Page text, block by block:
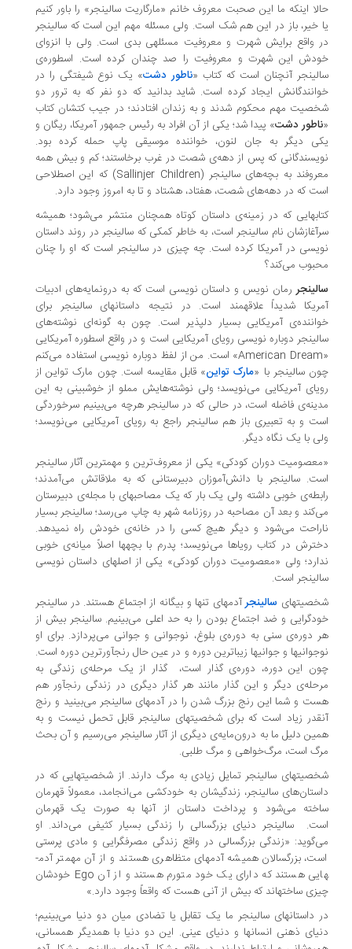
این­که ما این صحبت معروف خانم «مارگاریت سالینجر» را باور کنیم
خیر، باز در این هم شک است. ولی مسئله مهم این است که سالینجر
واقع برایش شهرت و معروفیت مسئله­ی بدی است. ولی با انزوای
این شهرت و معروفیت را صد چندان کرده است. اسطوره‌ی
آن­چنان است که کتاب « ناطور دشت» یک نوع شیفتگی را در
ایجاد کرده است. شاید بدانید که دو نفر که به ترور دو
مهم محکوم شدند و به زندان افتادند؛ در جیب کت­شان کتاب
دشت» پیدا شد؛ یکی از آن افراد به رئیس جمهور آمریکا، ریگان و
دیگر به جان لنون، خواننده موسیقی پاپ حمله کرده بود.
که پس از دهه‌ی شصت در غرب برخاستند؛ کم و بیش همه
به بچه‌های سالینجر(Sallinjer Children)که این اصطلاحی
که در دهه‌های شصت، هفتاد، هشتاد و تا به امروز وجود دارد.
که در زمینه‌ی داستان کوتاه همچنان منتشر می‌شود؛ همیشه
نام سالینجر است، به خاطر کمکی که سالینجر در روند داستان
در آمریکا کرده است. چه چیزی در سالینجر است که او را چنان
می‌کند؟
رمان نویس و داستان نویسی است که به درون­مایه‌های ادبیات
شدیداً علاقه­مند است. در نتیجه داستان­های سالینجر برای
آمریکایی بسیار دلپذیر است. چون به گونه‌ای نوشته‌های
دوباره نویسی رویای آمریکایی است و در واقع اسطوره آمریکایی
American
»است. من از لفظ دوباره نویسی استفاده می‌کنم
سالینجر با «مارک تواین» قابل مقایسه است. چون مارک تواین از
آمریکایی می‌نویسد؛ ولی نوشته‌هایش مملو از خوش­بینی به این
فاضله است، در حالی که در سالینجر هرچه می‌بینیم سرخوردگی
و به تعبیری باز هم سالینجر راجع به رویای آمریکایی می‌نویسد؛
با یک نگاه دیگر.
دوران کودکی» یکی از معروف‌ترین و مهمترین آثار سالینجر
سالینجر با دانش‌آموزان دبیرستانی که به ملاقاتش می‌آمدند؛
خوبی داشته ولی یک­ بار که یک مصاحبه­ای با مجله‌ی دبیرستان
و بعد آن مصاحبه در روزنامه شهر به چاپ می‌رسد؛ سالینجر بسیار
می‌شود و دیگر هیچ کسی را در خانه‌ی خودش راه نمی­دهد.
در کتاب رویاها می‌نویسد؛ پدرم با بچه­ها اصلاً میانه‌ی خوبی
ولی «معصومیت دوران کودکی» یکی از اصل­های داستان نویسی
است.
سالینجرآدم­های تنها و بیگانه از اجتماع هستند. در سالینجر
و ضد اجتماع بودن را به حد اعلی می‌بینیم. سالینجر بیش از
دوره‌ی سنی به دوره‌ی بلوغ، نوجوانی و جوانی می‌پردازد. برای او
و جوانی­ها زیباترین دوره و در عین حال رنج­آورترین دوره است.
این دوره، دوره‌ی گذار است، گذار از یک مرحله‌ی زندگی به
دیگر و این گذار مانند هر گذار دیگری در زندگی رنج­آور هم
و شما این رنج بزرگ شدن را در آدم­های سالینجر می‌بینید و رنج
زیاد است که برای شخصیت­های سالینجر قابل تحمل نیست و به
دلیل ما به درون‌مایه‌ی دیگری از آثار سالینجر می‌رسیم و آن بحث
است، مرگ‌خواهی و مرگ طلبی.
سالینجر تمایل زیادی به مرگ دارند. از شخصیت­هایی که در
سالینجر، زندگی­شان به خودکشی می‌انجامد، معمولاً قهرمان
می‌شود و پرداخت داستان از آنها به صورت یک قهرمان
سالینجر دنیای بزرگسالی را زندگی بسیار کثیفی می‌داند. او
«زندگی بزرگسالی در واقع زندگی مصرف­گرایی و مادی پرستی
بزرگسالان همیشه آدم­های متظاهری هستند و از آن مهم­تر آدم­
هستند که دارای یک خود متورم هستند و از آن Egoخودشان
ساخته­اند که بیش از آنی هست که واقعاً وجود دارد.»
داستان­های سالینجرما یک تقابل یا تضادی میان دو دنیا می‌بینیم؛
ذهنی انسان­ها و دنیای عینی. این دو دنیا با همدیگر همسانی،